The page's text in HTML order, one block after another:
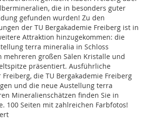
die in besonders guter
gefunden wurden! Zu den
der TU Bergakademie Freiberg ist in
Attraktion hinzugekommen: die
terra mineralia in Schloss
mehreren großen Sälen Kristalle und
präsentiert. Ausführliche
die TU Bergakademie Freiberg
und die neue Austellung terra
Mineralienschätzen finden Sie in
100 Seiten mit zahlreichen Farbfotos!